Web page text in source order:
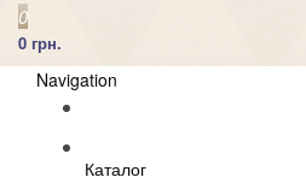
0
0 грн.
Navigation
Каталог